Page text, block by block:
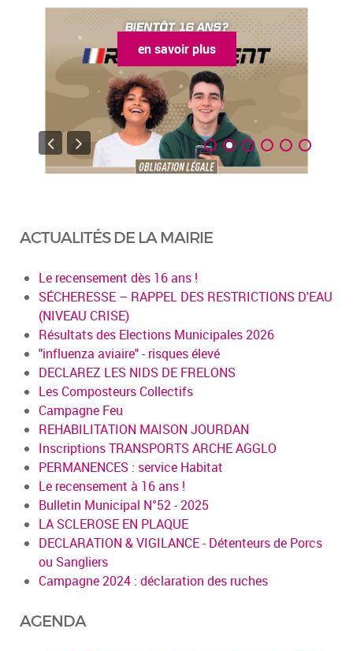
en savoir plus
ACTUALITÉS DE LA MAIRIE
Le recensement dès 16 ans !
SÉCHERESSE – RAPPEL DES RESTRICTIONS D'EAU
(NIVEAU CRISE)
Résultats des Elections Municipales 2026
"influenza aviaire" - risques élevé
DECLAREZ LES NIDS DE FRELONS
Les Composteurs Collectifs
Campagne Feu
REHABILITATION MAISON JOURDAN
Inscriptions TRANSPORTS ARCHE AGGLO
PERMANENCES : service Habitat
Le recensement à 16 ans !
Bulletin Municipal N°52 - 2025
LA SCLEROSE EN PLAQUE
DECLARATION & VIGILANCE - Détenteurs de Porcs
ou Sangliers
Campagne 2024 : déclaration des ruches
AGENDA